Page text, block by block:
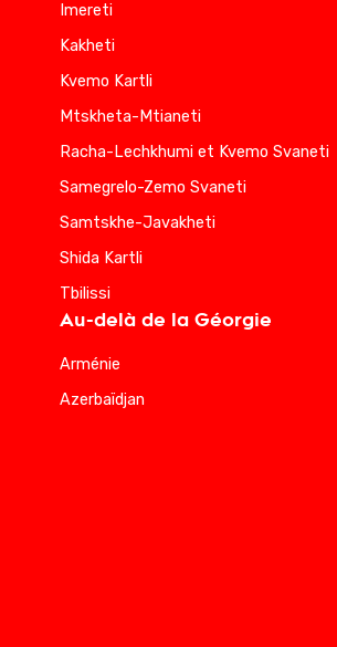
Imereti
Kakheti
Kvemo Kartli
Mtskheta-Mtianeti
Racha-Lechkhumi et Kvemo Svaneti
Samegrelo-Zemo Svaneti
Samtskhe-Javakheti
Shida Kartli
Tbilissi
Au-delà de la Géorgie
Arménie
Azerbaïdjan